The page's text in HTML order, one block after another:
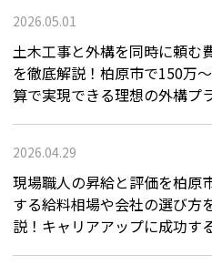
2026.05.01
土木工事と外構を同時に頼む
を徹底解説！柏原市で150万
算で実現できる理想の外構プ
2026.04.29
現場職人の昇給と評価を柏原
する給料相場や会社の選び方
説！キャリアアップに成功す